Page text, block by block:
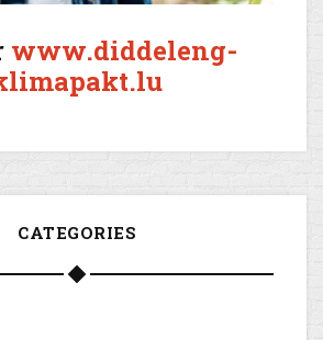
www.diddeleng-
CATEGORIES